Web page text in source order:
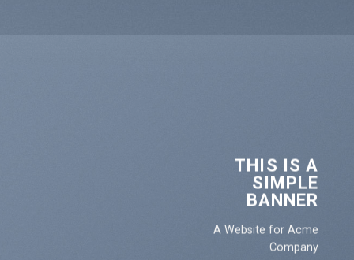
THIS IS A
SIMPLE
BANNER
A Website for Acme
Company